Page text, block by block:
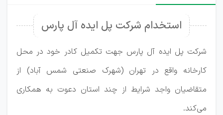
استخدام شرکت پل ایده آل پارس
شرکت پل ایده آل پارس جهت تکمیل کادر خود در محل
کارخانه واقع در تهران (شهرک صنعتی شمس آباد) از
متقاضیان واجد شرایط از چند استان دعوت به همکاری
می‌کند.